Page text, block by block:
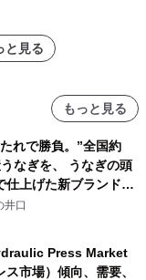
と見る
もっと見る
れで勝負。”全国約
なぎを、 うなぎの頭
仕上げた新ブランド
生
井口
Press Market
ス市場）傾向、需要、